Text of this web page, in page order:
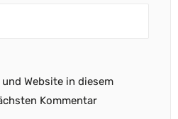
Website in diesem
Kommentar